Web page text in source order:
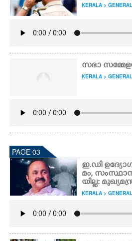
KERALA > GENERAL
സഭാ
KERALA > GENERAL
PAGE 03
ഇ.ഡി
മം, സംസ്ഥാന
യില്ല:
KERALA > GENERAL